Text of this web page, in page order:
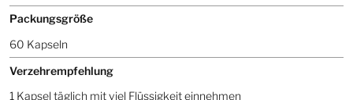
Packungsgröße
60 Kapseln
Verzehrempfehlung
1 Kapsel täglich mit viel Flüssigkeit einnehmen